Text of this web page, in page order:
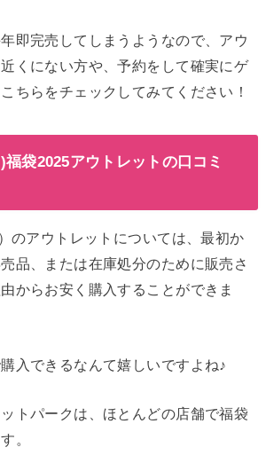
即完売してしまうようなので、アウ
くにない方や、予約をして確実にゲ
ちらをチェックしてみてください！
袋2025アウトレットの口コミ
のアウトレットについては、最初か
品、または在庫処分のために販売さ
からお安く購入することができま
入できるなんて嬉しいですよね♪
トパークは、ほとんどの店舗で福袋
。